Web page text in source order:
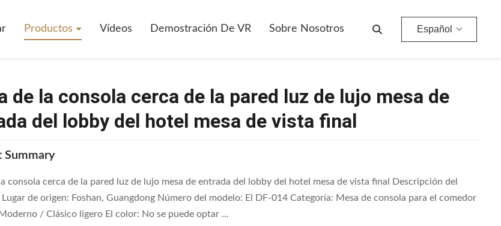
Productos Vídeos Demostración De VR Sobre Nosotros Español
de la consola cerca de la pared luz de lujo mesa de
del lobby del hotel mesa de vista final
Summary
consola cerca de la pared luz de lujo mesa de entrada del lobby del hotel mesa de vista final Descripción del
de origen: Foshan, Guangdong Número del modelo: El DF-014 Categoría: Mesa de consola para el comedor
/ Clásico ligero El color: No se puede optar ...